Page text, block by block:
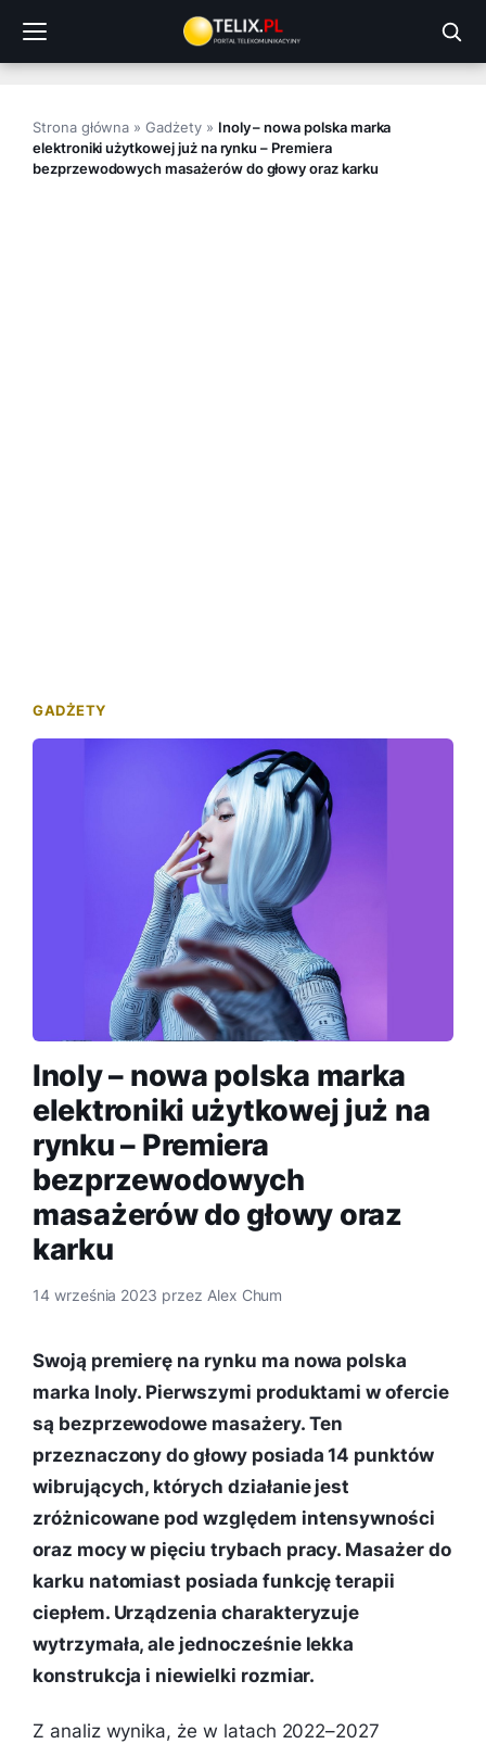
treści
Strona główna »Gadżety» Inoly – nowa polska marka
elektroniki użytkowej już na rynku – Premiera
bezprzewodowych masażerów do głowy oraz karku
GADŻETY
Inoly – nowa polska marka
elektroniki użytkowej już na
rynku – Premiera
bezprzewodowych
masażerów do głowy oraz
karku
14 września 2023 przez Alex Chum
Swoją premierę na rynku ma nowa polska
marka Inoly. Pierwszymi produktami w ofercie
są bezprzewodowe masażery. Ten
przeznaczony do głowy posiada 14 punktów
wibrujących, których działanie jest
zróżnicowane pod względem intensywności
oraz mocy w pięciu trybach pracy. Masażer do
karku natomiast posiada funkcję terapii
ciepłem. Urządzenia charakteryzuje
wytrzymała, ale jednocześnie lekka
konstrukcja i niewielki rozmiar.
Z analiz wynika, że w latach 2022–2027